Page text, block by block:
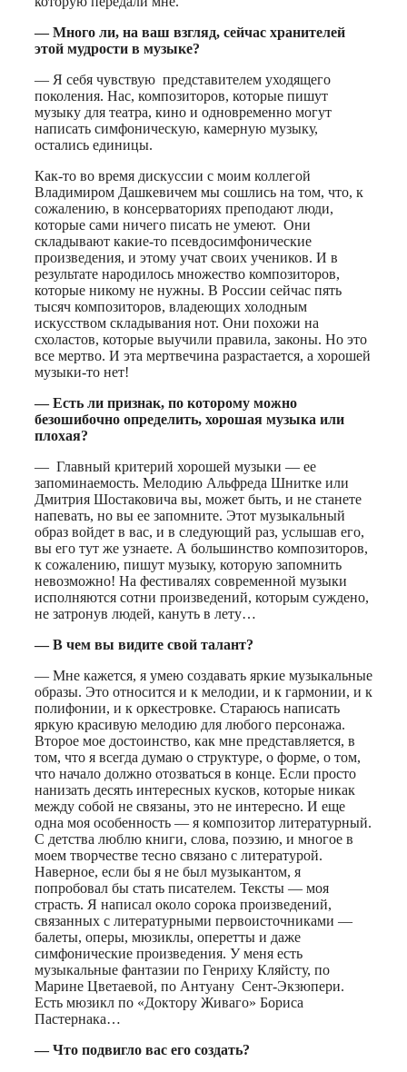
— Много ли, на ваш взгляд, сейчас хранителей
этой мудрости в музыке?
— Я себя чувствую представителем уходящего
поколения. Нас, композиторов, которые пишут
музыку для театра, кино и одновременно могут
написать симфоническую, камерную музыку,
остались единицы.
Как-то во время дискуссии с моим коллегой
Владимиром Дашкевичем мы сошлись на том, что, к
сожалению, в консерваториях преподают люди,
которые сами ничего писать не умеют. Они
складывают какие-то псевдосимфонические
произведения, и этому учат своих учеников. И в
результате народилось множество композиторов,
которые никому не нужны. В России сейчас пять
тысяч композиторов, владеющих холодным
искусством складывания нот. Они похожи на
схоластов, которые выучили правила, законы. Но это
все мертво. И эта мертвечина разрастается, а хорошей
музыки-то нет!
— Есть ли признак, по которому можно
безошибочно определить, хорошая музыка или
плохая?
— Главный критерий хорошей музыки — ее
запоминаемость. Мелодию Альфреда Шнитке или
Дмитрия Шостаковича вы, может быть, и не станете
напевать, но вы ее запомните. Этот музыкальный
образ войдет в вас, и в следующий раз, услышав его,
вы его тут же узнаете. А большинство композиторов,
к сожалению, пишут музыку, которую запомнить
невозможно! На фестивалях современной музыки
исполняются сотни произведений, которым суждено,
не затронув людей, кануть в лету…
— В чем вы видите свой талант?
— Мне кажется, я умею создавать яркие музыкальные
образы. Это относится и к мелодии, и к гармонии, и к
полифонии, и к оркестровке. Стараюсь написать
яркую красивую мелодию для любого персонажа.
Второе мое достоинство, как мне представляется, в
том, что я всегда думаю о структуре, о форме, о том,
что начало должно отозваться в конце. Если просто
нанизать десять интересных кусков, которые никак
между собой не связаны, это не интересно. И еще
одна моя особенность — я композитор литературный.
С детства люблю книги, слова, поэзию, и многое в
моем творчестве тесно связано с литературой.
Наверное, если бы я не был музыкантом, я
попробовал бы стать писателем. Тексты — моя
страсть. Я написал около сорока произведений,
связанных с литературными первоисточниками —
балеты, оперы, мюзиклы, оперетты и даже
симфонические произведения. У меня есть
музыкальные фантазии по Генриху Кляйсту, по
Марине Цветаевой, по Антуану Сент-Экзюпери.
Есть мюзикл по «Доктору Живаго» Бориса
Пастернака…
— Что подвигло вас его создать?